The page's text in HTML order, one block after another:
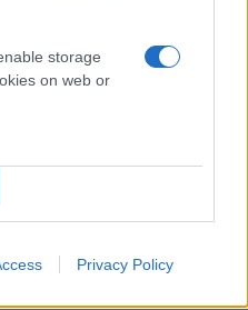
storage
on web or
Privacy Policy
Εξωτερικών Χάρη
«Greece and Czechia
στην Πράγα, στις 19 και
θα συμμετάσχει στο
War, Recovery and the
Λονδίνο. Στις 31 Μαΐου ο
υφυπουργού Εξωτερικών
του αρχείου του
και Μεταβυζαντινών